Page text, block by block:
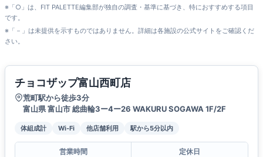
※「○」は、FIT PALETTE編集部が独自の調査・基準に基づき、特におすすめする項目
です。
※「－」は未提供を示すものではありません。詳細は各施設の公式サイトをご確認くだ
さい。
チョコザップ富山西町店
荒町駅から徒歩3分
富山県 富山市 総曲輪3ー4ー26 WAKURU SOGAWA 1F/2F
体組成計 Wi-Fi 他店舗利用 駅から5分以内
営業時間
定休日